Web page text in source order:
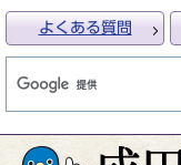
よくある質問